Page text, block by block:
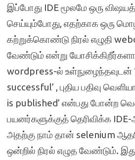
இப்போது IDE மூலமே ஒரு
செய்யும்போது, எதற்காக ஒரு
கற்றுக்கொண்டு நிரல் எழுதி
வேண்டும் என்று
wordpress-ல் உள்நுழைந்தவுடன்
successful’ , புதிய பதிவு
is published’ என்பது போன்ற
பயனர்களுக்குத் தெரிவிக்க IDE-
அதற்கு நாம் தான் selenium
ஒன்றில் நிரல் எழுத வேண்டும்.